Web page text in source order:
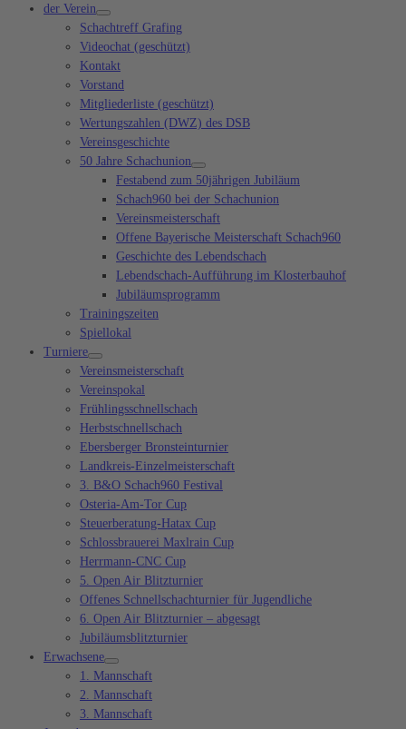
der Verein
Schachtreff Grafing
Videochat (geschützt)
Kontakt
Vorstand
Mitgliederliste (geschützt)
Wertungszahlen (DWZ) des DSB
Vereinsgeschichte
50 Jahre Schachunion
Festabend zum 50jährigen Jubiläum
Schach960 bei der Schachunion
Vereinsmeisterschaft
Offene Bayerische Meisterschaft Schach960
Geschichte des Lebendschach
Lebendschach-Aufführung im Klosterbauhof
Jubiläumsprogramm
Trainingszeiten
Spiellokal
Turniere
Vereinsmeisterschaft
Vereinspokal
Frühlingsschnellschach
Herbstschnellschach
Ebersberger Bronsteinturnier
Landkreis-Einzelmeisterschaft
3. B&O Schach960 Festival
Osteria-Am-Tor Cup
Steuerberatung-Hatax Cup
Schlossbrauerei Maxlrain Cup
Herrmann-CNC Cup
5. Open Air Blitzturnier
Offenes Schnellschachturnier für Jugendliche
6. Open Air Blitzturnier – abgesagt
Jubiläumsblitzturnier
Erwachsene
1. Mannschaft
2. Mannschaft
3. Mannschaft